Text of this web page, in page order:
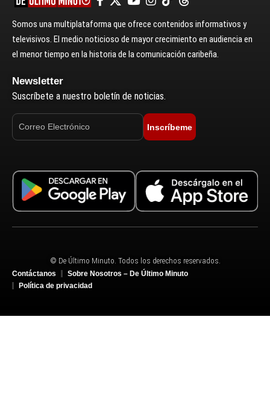
Somos una multiplataforma que ofrece contenidos informativos y
televisivos. El medio noticioso de mayor crecimiento en audiencia en
el menor tiempo en la historia de la comunicación caribeña.
Newsletter
Suscríbete a nuestro boletín de noticias.
Inscríbeme
© De Último Minuto. Todos los derechos reservados.
Contáctanos
Sobre Nosotros – De Último Minuto
Política de privacidad